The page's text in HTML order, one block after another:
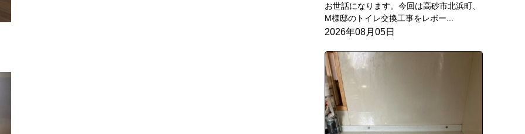
お世話になります。今回は高砂市北浜町、
M様邸のトイレ交換工事をレポー...
2026年08月05日